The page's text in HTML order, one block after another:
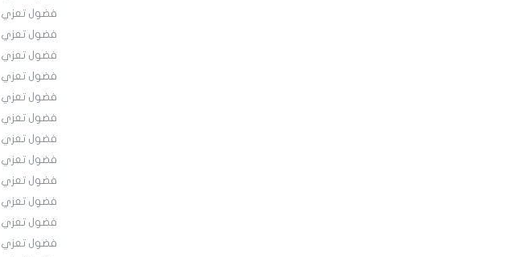
فضول تعزي
فضول تعزي
فضول تعزي
فضول تعزي
فضول تعزي
فضول تعزي
فضول تعزي
فضول تعزي
فضول تعزي
فضول تعزي
فضول تعزي
فضول تعزي